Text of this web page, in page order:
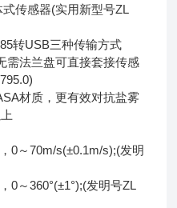
传感器(实用新型号ZL
转USB三种传输方式
法兰盘可直接套接传感
材质，更有效对抗盐雾
～70m/s(±0.1m/s);(发明
～360°(±1°);(发明号ZL